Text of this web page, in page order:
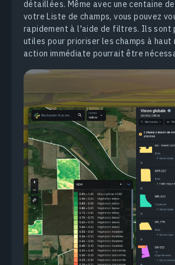
détaillées. Même avec une centaine
votre Liste de champs, vous pouvez
rapidement à l'aide de filtres. Ils sont
utiles pour prioriser les champs à haut
action immédiate pourrait être